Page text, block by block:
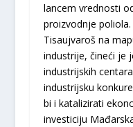
lancem vrednosti
proizvodnje
Tisaujvaroš na
industrije, čineći je
industrijskih
industrijsku
bi i katalizirati
investiciju